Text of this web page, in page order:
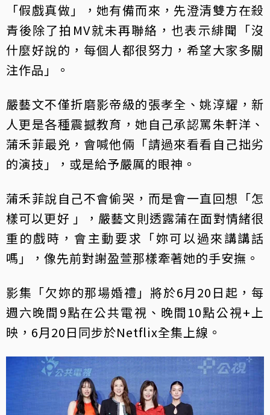
「假戲真做」，她有備而來，先澄清雙方在殺
青後除了拍MV就未再聯絡，也表示緋聞「沒
什麼好說的，每個人都很努力，希望大家多關
注作品」。
嚴藝文不僅折磨影帝級的張孝全、姚淳耀，新
人更是各種震撼教育，她自己承認罵朱軒洋、
蒲禾菲最兇，會喊他倆「請過來看看自己拙劣
的演技」，或是給予嚴厲的眼神。
蒲禾菲說自己不會偷哭，而是會一直回想「怎
樣可以更好 」，嚴藝文則透露蒲在面對情緒很
重的戲時，會主動要求「妳可以過來講講話
嗎」，像先前對謝盈萱那樣牽著她的手安撫。
影集「欠妳的那場婚禮」將於6月20日起，每
週六晚間9點在公共電視、晚間10點公視+上
映，6月20日同步於Netflix全集上線。